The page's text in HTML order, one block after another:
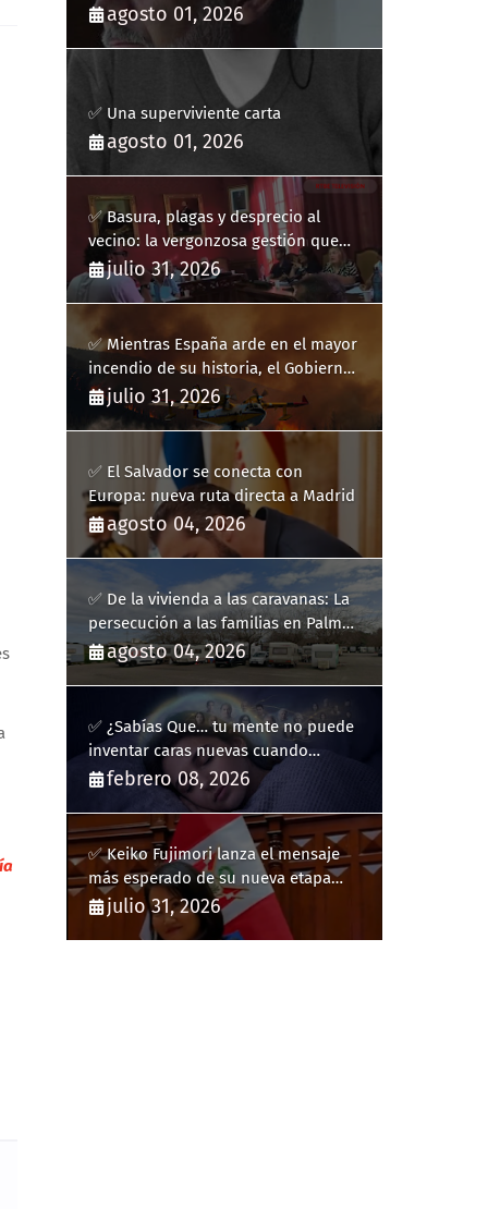
agosto 01, 2026
✅ Una superviviente carta
agosto 01, 2026
✅ Basura, plagas y desprecio al
vecino: la vergonzosa gestión que
ha hecho estallar a Llucmajor
julio 31, 2026
✅ Mientras España arde en el mayor
incendio de su historia, el Gobierno
bloquea siete hidroaviones por
"ahorrarse" dinero
julio 31, 2026
✅ El Salvador se conecta con
Europa: nueva ruta directa a Madrid
agosto 04, 2026
✅ De la vivienda a las caravanas: La
persecución a las familias en Palma
y la complicidad de un fracaso
heredado
agosto 04, 2026
✅ ¿Sabías Que… tu mente no puede
inventar caras nuevas cuando
sueñas?
febrero 08, 2026
✅ Keiko Fujimori lanza el mensaje
más esperado de su nueva etapa
como presidenta de Perú
julio 31, 2026